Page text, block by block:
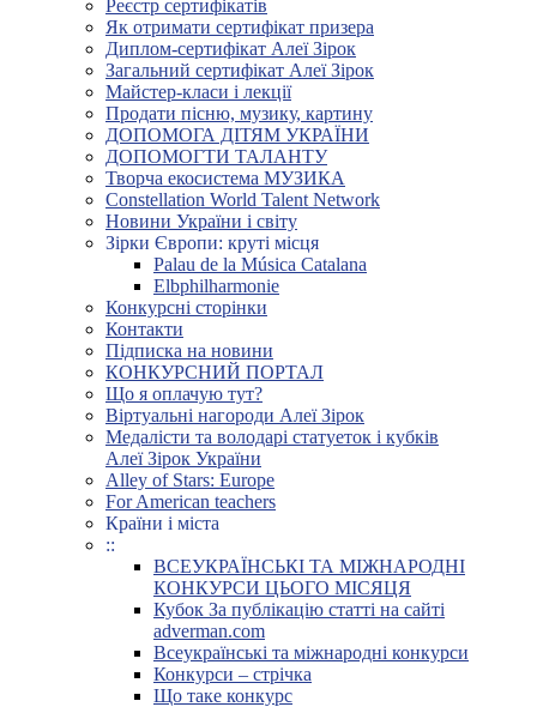
Реєстр сертифікатів
Як отримати сертифікат призера
Диплом-сертифікат Алеї Зірок
Загальний сертифікат Алеї Зірок
Майстер-класи і лекції
Продати пісню, музику, картину
ДОПОМОГА ДІТЯМ УКРАЇНИ
ДОПОМОГТИ ТАЛАНТУ
Творча екосистема МУЗИКА
Constellation World Talent Network
Новини України і світу
Зірки Європи: круті місця
Palau de la Música Catalana
Elbphilharmonie
Конкурсні сторінки
Контакти
Підписка на новини
КОНКУРСНИЙ ПОРТАЛ
Що я оплачую тут?
Віртуальні нагороди Алеї Зірок
Медалісти та володарі статуеток і кубків
Алеї Зірок України
Alley of Stars: Europe
For American teachers
Країни і міста
::
ВСЕУКРАЇНСЬКІ ТА МІЖНАРОДНІ
КОНКУРСИ ЦЬОГО МІСЯЦЯ
Кубок За публікацію статті на сайті
adverman.com
Всеукраїнські та міжнародні конкурси
Конкурси – стрічка
Що таке конкурс